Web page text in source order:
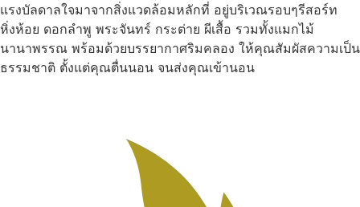
แรงบัลดาลใจมาจากสิ่งแวดล้อมหลักที่ อยู่บริเวณรอบๆรีสอร์ท
หิ่งห้อย ดอกลำพู พระจันทร์ กระต่าย ผีเสื้อ รวมทั้งแมกไม้
นานาพรรณ พร้อมด้วยบรรยากาศริมคลอง ให้คุณสัมผัสความเป็น
ธรรมชาติ ตั้งแต่คุณตื่นนอน จนส่งคุณเข้านอน